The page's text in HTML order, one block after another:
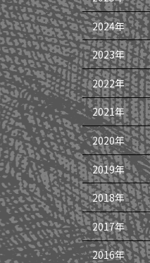
2024年
2023年
2022年
2021年
2020年
2019年
2018年
2017年
2016年